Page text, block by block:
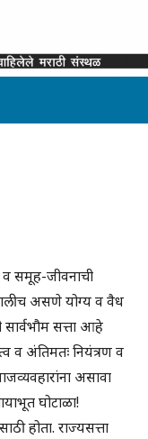
व समूह-जीवनाची
असणे योग्य व वैध
सार्वभौम सत्ता आहे
व अंतिमतः नियंत्रण व
असावा
घोटाळा!
होता. राज्यसत्ता